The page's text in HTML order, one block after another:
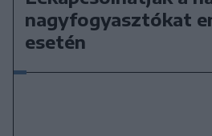
nagyfogyasztókat
esetén